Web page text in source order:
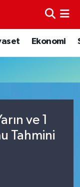
Ekonomi
ve 1
Tahmini
ve Fikstür